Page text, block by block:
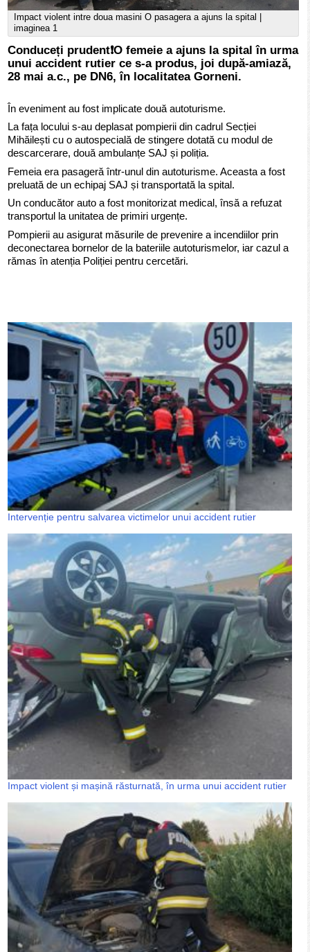
Impact violent intre doua masini O pasagera a ajuns la spital |
imaginea 1
Conduceți prudent❗️O femeie a ajuns la spital în urma
unui accident rutier ce s-a produs, joi după-amiază,
28 mai a.c., pe DN6, în localitatea Gorneni.
În eveniment au fost implicate două autoturisme.
La fața locului s-au deplasat pompierii din cadrul Secției
Mihăilești cu o autospecială de stingere dotată cu modul de
descarcerare, două ambulanțe SAJ și poliția.
Femeia era pasageră într-unul din autoturisme. Aceasta a fost
preluată de un echipaj SAJ și transportată la spital.
Un conducător auto a fost monitorizat medical, însă a refuzat
transportul la unitatea de primiri urgențe.
Pompierii au asigurat măsurile de prevenire a incendiilor prin
deconectarea bornelor de la bateriile autoturismelor, iar cazul a
rămas în atenția Poliției pentru cercetări.
Intervenție pentru salvarea victimelor unui accident rutier
Impact violent și mașină răsturnată, în urma unui accident rutier